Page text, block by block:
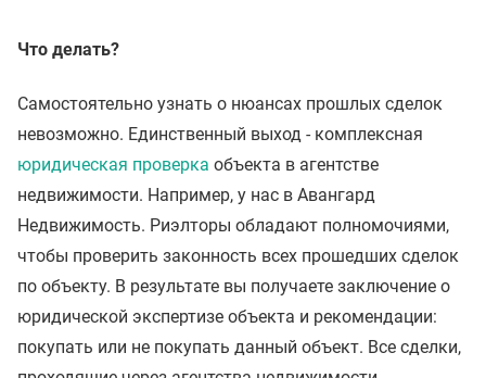
Что делать?
Самостоятельно узнать о нюансах прошлых сделок
невозможно. Единственный выход - комплексная
юридическая проверка объекта в агентстве
недвижимости. Например, у нас в Авангард
Недвижимость. Риэлторы обладают полномочиями,
чтобы проверить законность всех прошедших сделок
по объекту. В результате вы получаете заключение о
юридической экспертизе объекта и рекомендации:
покупать или не покупать данный объект. Все сделки,